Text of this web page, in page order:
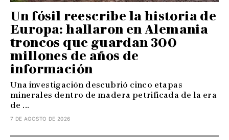
Un fósil reescribe la historia de
Europa: hallaron en Alemania
troncos que guardan 300
millones de años de
información
Una investigación descubrió cinco etapas
minerales dentro de madera petrificada de la era
de ...
7 DE AGOSTO DE 2026